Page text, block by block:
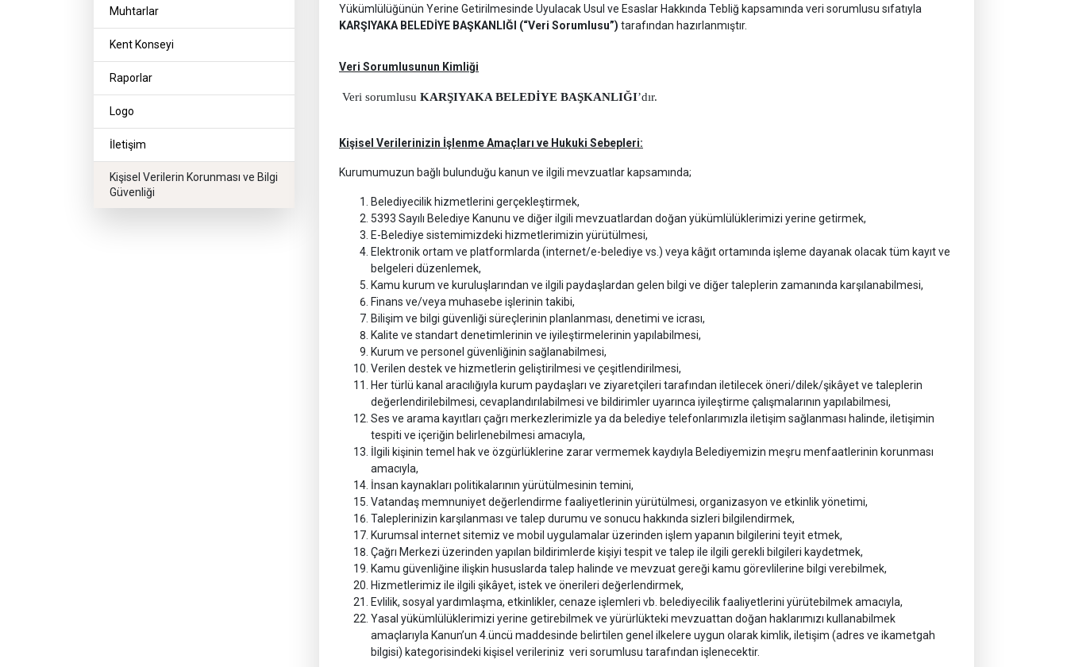
Muhtarlar
Kent Konseyi
Raporlar
Logo
İletişim
Kişisel Verilerin Korunması ve Bilgi
Güvenliği
Yükümlülüğünün Yerine Getirilmesinde Uyulacak Usul ve Esaslar Hakkında Tebliğ kapsamında veri sorumlusu sıfatıyla
KARŞIYAKA BELEDİYE BAŞKANLIĞI (“Veri Sorumlusu”) tarafından hazırlanmıştır.
Veri Sorumlusunun Kimliği
Veri sorumlusu KARŞIYAKA BELEDİYE BAŞKANLIĞI’dır.
Kişisel Verilerinizin İşlenme Amaçları ve Hukuki Sebepleri:
Kurumumuzun bağlı bulunduğu kanun ve ilgili mevzuatlar kapsamında;
Belediyecilik hizmetlerini gerçekleştirmek,
5393 Sayılı Belediye Kanunu ve diğer ilgili mevzuatlardan doğan yükümlülüklerimizi yerine getirmek,
E-Belediye sistemimizdeki hizmetlerimizin yürütülmesi,
Elektronik ortam ve platformlarda (internet/e-belediye vs.) veya kâğıt ortamında işleme dayanak olacak tüm kayıt ve
belgeleri düzenlemek,
Kamu kurum ve kuruluşlarından ve ilgili paydaşlardan gelen bilgi ve diğer taleplerin zamanında karşılanabilmesi,
Finans ve/veya muhasebe işlerinin takibi,
Bilişim ve bilgi güvenliği süreçlerinin planlanması, denetimi ve icrası,
Kalite ve standart denetimlerinin ve iyileştirmelerinin yapılabilmesi,
Kurum ve personel güvenliğinin sağlanabilmesi,
Verilen destek ve hizmetlerin geliştirilmesi ve çeşitlendirilmesi,
Her türlü kanal aracılığıyla kurum paydaşları ve ziyaretçileri tarafından iletilecek öneri/dilek/şikâyet ve taleplerin
değerlendirilebilmesi, cevaplandırılabilmesi ve bildirimler uyarınca iyileştirme çalışmalarının yapılabilmesi,
Ses ve arama kayıtları çağrı merkezlerimizle ya da belediye telefonlarımızla iletişim sağlanması halinde, iletişimin
tespiti ve içeriğin belirlenebilmesi amacıyla,
İlgili kişinin temel hak ve özgürlüklerine zarar vermemek kaydıyla Belediyemizin meşru menfaatlerinin korunması
amacıyla,
İnsan kaynakları politikalarının yürütülmesinin temini,
Vatandaş memnuniyet değerlendirme faaliyetlerinin yürütülmesi, organizasyon ve etkinlik yönetimi,
Taleplerinizin karşılanması ve talep durumu ve sonucu hakkında sizleri bilgilendirmek,
Kurumsal internet sitemiz ve mobil uygulamalar üzerinden işlem yapanın bilgilerini teyit etmek,
Çağrı Merkezi üzerinden yapılan bildirimlerde kişiyi tespit ve talep ile ilgili gerekli bilgileri kaydetmek,
Kamu güvenliğine ilişkin hususlarda talep halinde ve mevzuat gereği kamu görevlilerine bilgi verebilmek,
Hizmetlerimiz ile ilgili şikâyet, istek ve önerileri değerlendirmek,
Evlilik, sosyal yardımlaşma, etkinlikler, cenaze işlemleri vb. belediyecilik faaliyetlerini yürütebilmek amacıyla,
Yasal yükümlülüklerimizi yerine getirebilmek ve yürürlükteki mevzuattan doğan haklarımızı kullanabilmek
amaçlarıyla Kanun’un 4.üncü maddesinde belirtilen genel ilkelere uygun olarak kimlik, iletişim (adres ve ikametgah
bilgisi) kategorisindeki kişisel verileriniz veri sorumlusu tarafından işlenecektir.